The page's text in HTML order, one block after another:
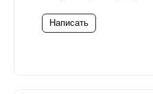
Написать